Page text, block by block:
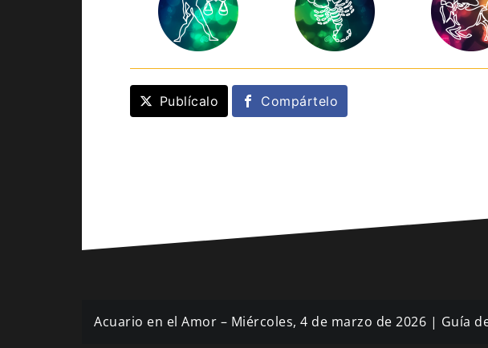
Publícalo Compártelo
Navegación
Acuario en el Amor – Miércoles, 4 de marzo de 2026 | Guía